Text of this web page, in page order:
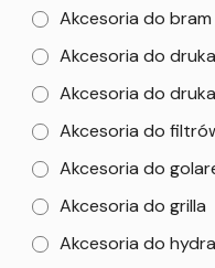
Akcesoria do bram
Akcesoria do
Akcesoria do
Akcesoria do
Akcesoria do
Akcesoria do grilla
Akcesoria do